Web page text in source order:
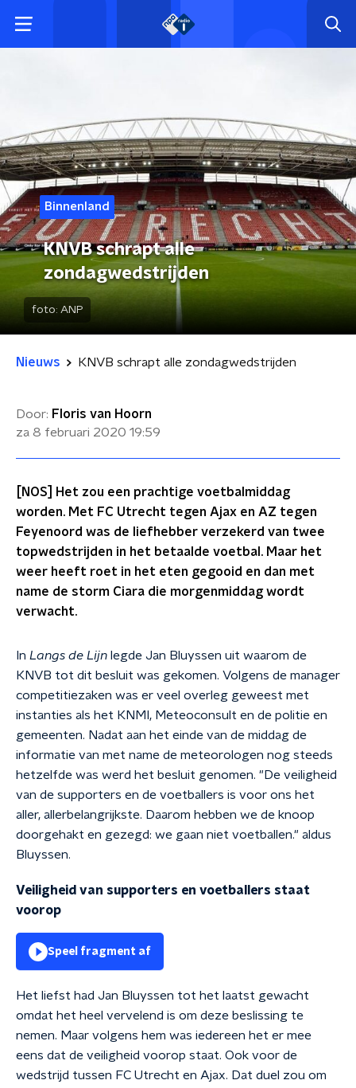
Binnenland
KNVB schrapt alle
zondagwedstrijden
foto: ANP
Nieuws KNVB schrapt alle zondagwedstrijden
Door: Floris van Hoorn
za 8 februari 2020 19:59
[NOS] Het zou een prachtige voetbalmiddag
worden. Met FC Utrecht tegen Ajax en AZ tegen
Feyenoord was de liefhebber verzekerd van twee
topwedstrijden in het betaalde voetbal. Maar het
weer heeft roet in het eten gegooid en dan met
name de storm Ciara die morgenmiddag wordt
verwacht.
In Langs de Lijn legde Jan Bluyssen uit waarom de
KNVB tot dit besluit was gekomen. Volgens de manager
competitiezaken was er veel overleg geweest met
instanties als het KNMI, Meteoconsult en de politie en
gemeenten. Nadat aan het einde van de middag de
informatie van met name de meteorologen nog steeds
hetzelfde was werd het besluit genomen. "De veiligheid
van de supporters en de voetballers is voor ons het
aller, allerbelangrijkste. Daarom hebben we de knoop
doorgehakt en gezegd: we gaan niet voetballen." aldus
Bluyssen.
Veiligheid van supporters en voetballers staat
voorop
Speel fragment af
Het liefst had Jan Bluyssen tot het laatst gewacht
omdat het heel vervelend is om deze beslissing te
nemen. Maar volgens hem was iedereen het er mee
eens dat de veiligheid voorop staat. Ook voor de
wedstrijd tussen FC Utrecht en Ajax. Dat duel zou om